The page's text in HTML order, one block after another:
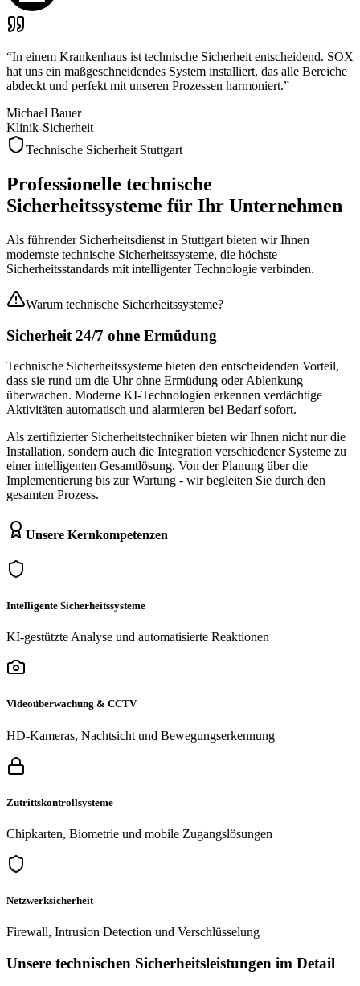
“In einem Krankenhaus ist technische Sicherheit entscheidend. SOX
hat uns ein maßgeschneidendes System installiert, das alle Bereiche
abdeckt und perfekt mit unseren Prozessen harmoniert.”
Michael Bauer
Klinik-Sicherheit
Technische Sicherheit Stuttgart
Professionelle technische
Sicherheitssysteme für Ihr Unternehmen
Als führender Sicherheitsdienst in Stuttgart bieten wir Ihnen
modernste technische Sicherheitssysteme, die höchste
Sicherheitsstandards mit intelligenter Technologie verbinden.
Warum technische Sicherheitssysteme?
Sicherheit 24/7 ohne Ermüdung
Technische Sicherheitssysteme bieten den entscheidenden Vorteil,
dass sie rund um die Uhr ohne Ermüdung oder Ablenkung
überwachen. Moderne KI-Technologien erkennen verdächtige
Aktivitäten automatisch und alarmieren bei Bedarf sofort.
Als zertifizierter Sicherheitstechniker bieten wir Ihnen nicht nur die
Installation, sondern auch die Integration verschiedener Systeme zu
einer intelligenten Gesamtlösung. Von der Planung über die
Implementierung bis zur Wartung - wir begleiten Sie durch den
gesamten Prozess.
Unsere Kernkompetenzen
Intelligente Sicherheitssysteme
KI-gestützte Analyse und automatisierte Reaktionen
Videoüberwachung & CCTV
HD-Kameras, Nachtsicht und Bewegungserkennung
Zutrittskontrollsysteme
Chipkarten, Biometrie und mobile Zugangslösungen
Netzwerksicherheit
Firewall, Intrusion Detection und Verschlüsselung
Unsere technischen Sicherheitsleistungen im Detail